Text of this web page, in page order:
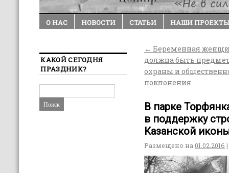
О НАС НОВОСТИ СТАТЬИ НАШИ
← Беременная
должна быть
охраны и
поклонения
В парке
в поддержку
Казанской
Размещено на 01.02.2016 |
КАКОЙ СЕГОДНЯ
ПРАЗДНИК?